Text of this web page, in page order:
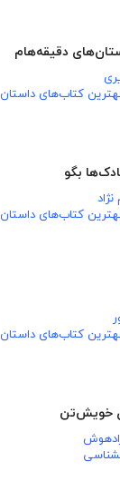
دقیقه‌هام
بهترین کتاب‌های داستان
بگو
بهترین کتاب‌های داستان
بهترین کتاب‌های داستان
خویش‌تن